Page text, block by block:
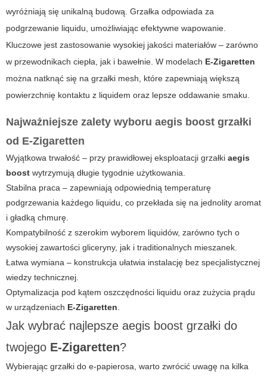
wyróżniają się unikalną budową. Grzałka odpowiada za
podgrzewanie liquidu, umożliwiając efektywne wapowanie.
Kluczowe jest zastosowanie wysokiej jakości materiałów – zarówno
w przewodnikach ciepła, jak i bawełnie. W modelach E-Zigaretten
można natknąć się na grzałki mesh, które zapewniają większą
powierzchnię kontaktu z liquidem oraz lepsze oddawanie smaku.
Najważniejsze zalety wyboru aegis boost grzałki
od E-Zigaretten
Wyjątkowa trwałość – przy prawidłowej eksploatacji grzałki aegis
boost wytrzymują długie tygodnie użytkowania.
Stabilna praca – zapewniają odpowiednią temperaturę
podgrzewania każdego liquidu, co przekłada się na jednolity aromat
i gładką chmurę.
Kompatybilność z szerokim wyborem liquidów, zarówno tych o
wysokiej zawartości gliceryny, jak i traditionalnych mieszanek.
Łatwa wymiana – konstrukcja ułatwia instalację bez specjalistycznej
wiedzy technicznej.
Optymalizacja pod kątem oszczędności liquidu oraz zużycia prądu
w urządzeniach E-Zigaretten
Jak wybrać najlepsze aegis boost grzałki do
twojego E-Zigaretten?
Wybierając grzałki do e-papierosa, warto zwrócić uwagę na kilka